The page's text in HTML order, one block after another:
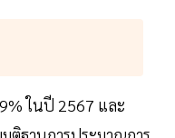
ในปี 2567 และ